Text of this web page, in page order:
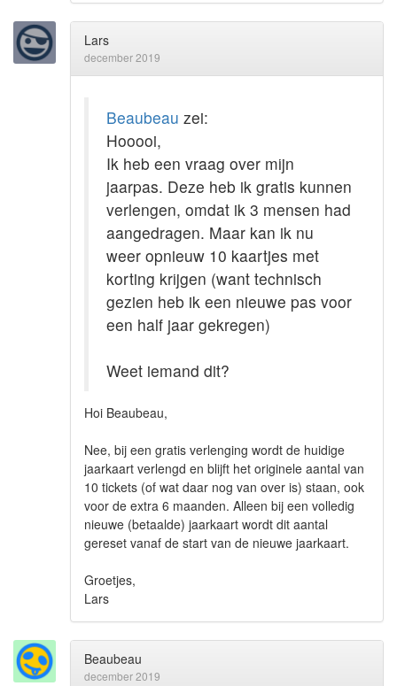
Lars
december 2019
Beaubeau zei:
Hooooi,
Ik heb een vraag over mijn
jaarpas. Deze heb ik gratis kunnen
verlengen, omdat ik 3 mensen had
aangedragen. Maar kan ik nu
weer opnieuw 10 kaartjes met
korting krijgen (want technisch
gezien heb ik een nieuwe pas voor
een half jaar gekregen)
Weet iemand dit?
Hoi Beaubeau,
Nee, bij een gratis verlenging wordt de huidige
jaarkaart verlengd en blijft het originele aantal van
10 tickets (of wat daar nog van over is) staan, ook
voor de extra 6 maanden. Alleen bij een volledig
nieuwe (betaalde) jaarkaart wordt dit aantal
gereset vanaf de start van de nieuwe jaarkaart.
Groetjes,
Lars
Beaubeau
december 2019